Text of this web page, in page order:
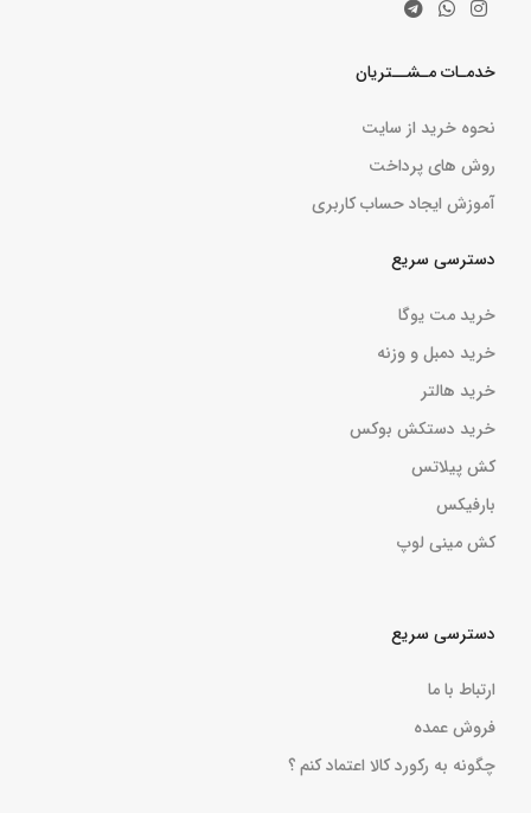
دسترسی سریع
ارتباط با ما
فروش عمده
چگونه به رکورد کالا اعتماد کنم ؟
خدمـات مـشــتریان
نحوه خرید از سایت
روش های پرداخت
آموزش ایجاد حساب کاربری
دسترسی سریع
خرید مت یوگا
خرید دمبل و وزنه
خرید هالتر
خرید دستکش بوکس
کش پیلاتس
بارفیکس
کش مینی لوپ